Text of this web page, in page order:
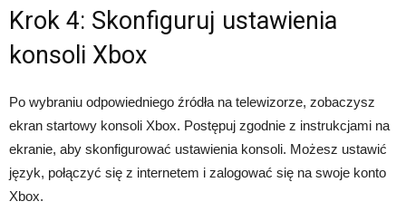
Krok 4: Skonfiguruj ustawienia
konsoli Xbox
Po wybraniu odpowiedniego źródła na telewizorze, zobaczysz
ekran startowy konsoli Xbox. Postępuj zgodnie z instrukcjami na
ekranie, aby skonfigurować ustawienia konsoli. Możesz ustawić
język, połączyć się z internetem i zalogować się na swoje konto
Xbox.